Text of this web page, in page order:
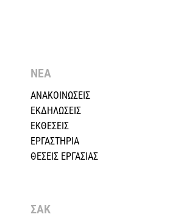
ΝΕΑ
ΑΝΑΚΟΙΝΩΣΕΙΣ
ΕΚΔΗΛΩΣΕΙΣ
ΕΚΘΕΣΕΙΣ
ΕΡΓΑΣΤΗΡΙΑ
ΘΕΣΕΙΣ ΕΡΓΑΣΙΑΣ
ΣΑΚ